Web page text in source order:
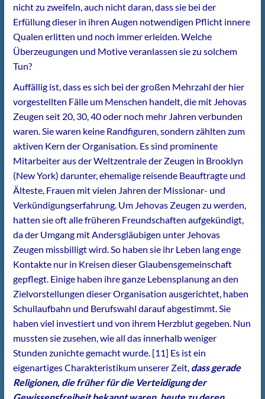
nicht zu zweifeln, auch nicht daran, dass sie bei der
Erfüllung dieser in ihren Augen notwendigen Pflicht innere
Qualen erlitten und noch immer erleiden. Welche
Überzeugungen und Motive veranlassen sie zu solchem
Tun?
Auffällig ist, dass es sich bei der großen Mehrzahl der hier
vorgestellten Fälle um Menschen handelt, die mit Jehovas
Zeugen seit 20, 30, 40 oder noch mehr Jahren verbunden
waren. Sie waren keine Randfiguren, sondern zählten zum
aktiven Kern der Organisation. Es sind prominente
Mitarbeiter aus der Weltzentrale der Zeugen in Brooklyn
(New York) darunter, ehemalige reisende Beauftragte und
Älteste, Frauen mit vielen Jahren der Missionar- und
Verkündigungserfahrung. Um Jehovas Zeugen zu werden,
hatten sie oft alle früheren Freundschaften aufgekündigt,
da der Umgang mit Andersgläubigen unter Jehovas
Zeugen missbilligt wird. So haben sie ihr Leben lang enge
Kontakte nur in Kreisen dieser Glaubensgemeinschaft
gepflegt. Einige haben ihre ganze Lebensplanung an den
Zielvorstellungen dieser Organisation ausgerichtet, haben
Schullaufbahn und Berufswahl darauf abgestimmt. Sie
haben viel investiert und von ihrem Herzblut gegeben. Nun
mussten sie zusehen, wie all das innerhalb weniger
Stunden zunichte gemacht wurde. [11] Es ist ein
eigenartiges Charakteristikum unserer Zeit, dass gerade
Religionen, die früher für die Verteidigung der